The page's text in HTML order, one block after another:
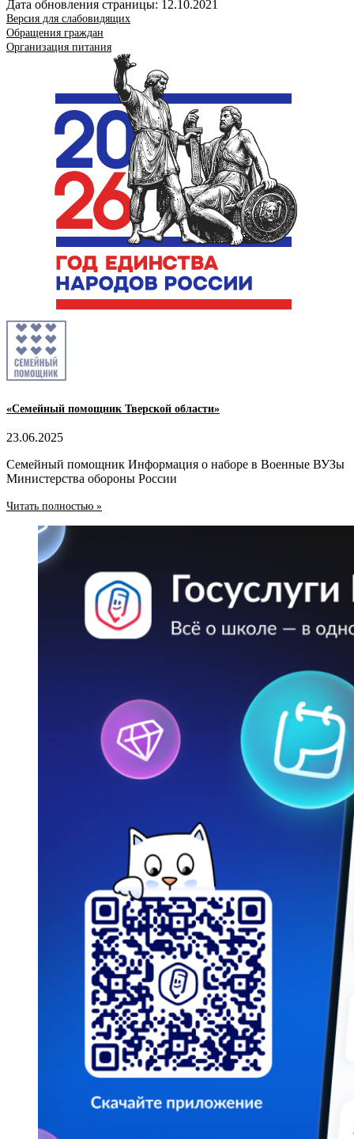
Дата обновления страницы: 12.10.2021
Версия для слабовидящих
Обращения граждан
Организация питания
«Семейный помощник Тверской области»
23.06.2025
Семейный помощник Информация о наборе в Военные ВУЗы
Министерства обороны России
Читать полностью »